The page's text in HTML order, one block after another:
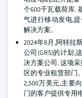
个600千瓦载荷库.
气进行移动发电,
解决方案。
2024年8月,阿特拉
公司(GRS)的计划,
决方案公司. 这项采
区的专业租赁部门
2,500万美元,主要
门的客户提供专用